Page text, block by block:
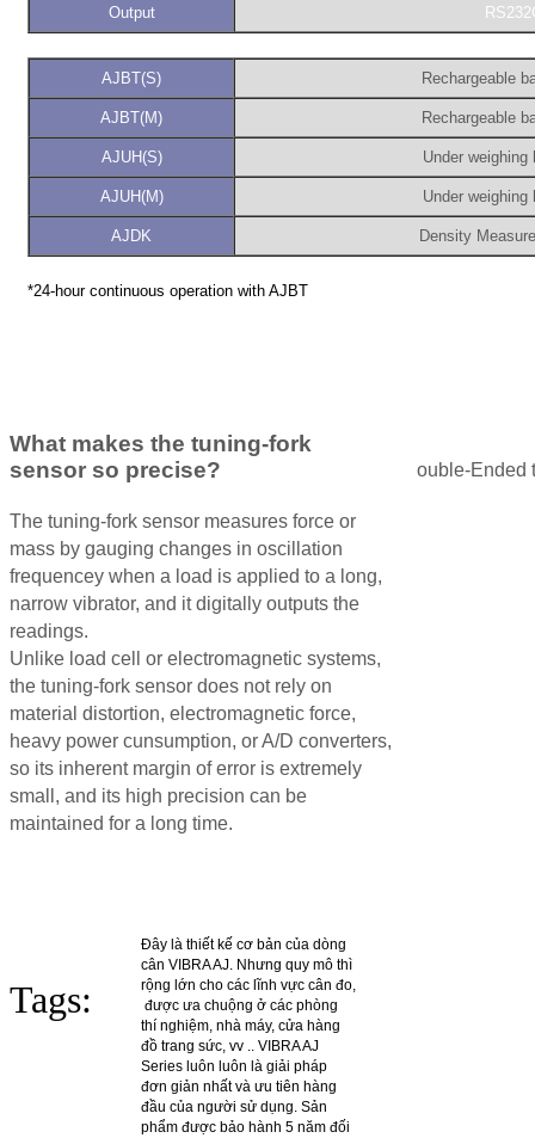
Output
AJBT(S) Rechargeable
AJBT(M) Rechargeable
AJUH(S) Under weighing
AJUH(M) Under weighing
AJDK Density
*24-hour continuous operation with AJBT
What makes the tuning-fork
sensor so precise?
The tuning-fork sensor measures force or
mass by gauging changes in oscillation
frequencey when a load is applied to a long,
narrow vibrator, and it digitally outputs the
readings.
Unlike load cell or electromagnetic systems,
the tuning-fork sensor does not rely on
material distortion, electromagnetic force,
heavy power cunsumption, or A/D converters,
so its inherent margin of error is extremely
small, and its high precision can be
maintained for a long time.
ouble-Ended
Đây là thiết kế cơ bản của dòng
cân VIBRA AJ. Nhưng quy mô thì
rộng lớn cho các lĩnh vực cân đo,
được ưa chuộng ở các phòng
thí nghiệm, nhà máy, cửa hàng
đồ trang sức, vv .. VIBRA AJ
Series luôn luôn là giải pháp
đơn giản nhất và ưu tiên hàng
đầu của người sử dụng. Sản
phẩm được bảo hành 5 năm đối
Tags: